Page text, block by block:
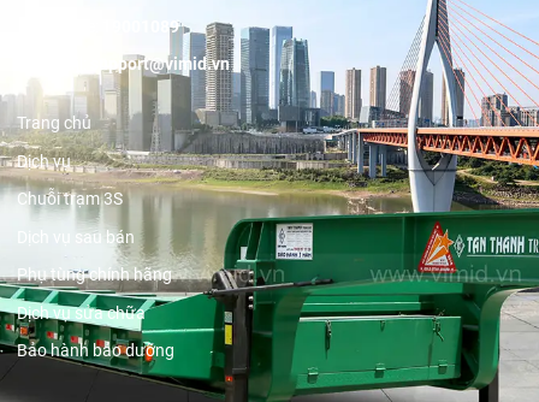
19001089
support@vimid.vn
Trang chủ
Dịch vụ
Chuỗi trạm 3S
Dịch vụ sau bán
Phụ tùng chính hãng
Dịch vụ sửa chữa
Bảo hành bảo dưỡng